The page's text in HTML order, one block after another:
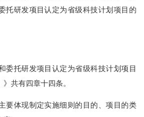
托研发项目认定为省级科技计划项目的
托研发项目认定为省级科技计划项目
共有四章十四条。
要体现制定实施细则的目的、项目的类